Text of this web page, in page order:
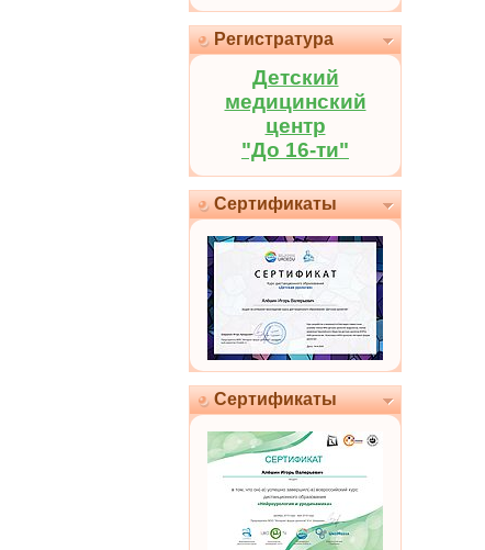
Регистратура
Детский
медицинский
центр
"До 16-ти"
Сертификаты
Сертификаты